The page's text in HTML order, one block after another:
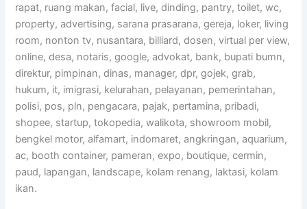
rapat, ruang makan, facial, live, dinding, pantry, toilet, wc,
property, advertising, sarana prasarana, gereja, loker, living
room, nonton tv, nusantara, billiard, dosen, virtual per view,
online, desa, notaris, google, advokat, bank, bupati bumn,
direktur, pimpinan, dinas, manager, dpr, gojek, grab,
hukum, it, imigrasi, kelurahan, pelayanan, pemerintahan,
polisi, pos, pln, pengacara, pajak, pertamina, pribadi,
shopee, startup, tokopedia, walikota, showroom mobil,
bengkel motor, alfamart, indomaret, angkringan, aquarium,
ac, booth container, pameran, expo, boutique, cermin,
paud, lapangan, landscape, kolam renang, laktasi, kolam
ikan.